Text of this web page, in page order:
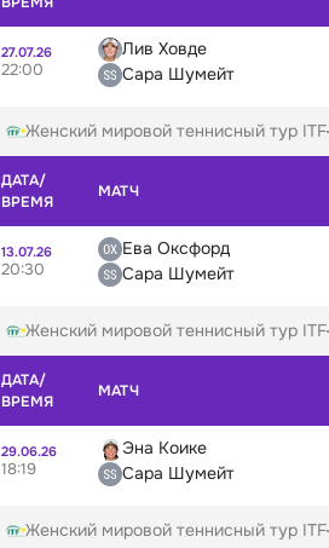
27.07.26
22:00
Лив Ховде
Сара Шумейт
Женский мировой теннисный тур ITF
ДАТА/
ВРЕМЯ
МАТЧ
13.07.26
20:30
Ева Оксфорд
Сара Шумейт
Женский мировой теннисный тур ITF
ДАТА/
ВРЕМЯ
МАТЧ
29.06.26
18:19
Эна Коике
Сара Шумейт
Женский мировой теннисный тур ITF